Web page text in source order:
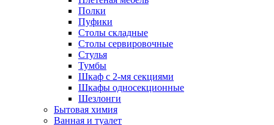
Полки
Пуфики
Столы складные
Столы сервировочные
Стулья
Тумбы
Шкаф с 2-мя секциями
Шкафы односекционные
Шезлонги
Бытовая химия
Ванная и туалет